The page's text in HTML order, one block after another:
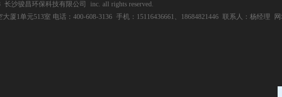
沙骏昌环保科技有限公司 inc. all rights reserved.
厦1单元513室 电话：400-608-3136 手机：15116436661、18684821446 联系人：杨经理 网